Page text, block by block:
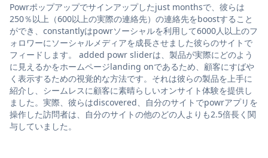
Powrポップアップでサインアップしたjust monthsで、彼らは
250％以上（600以上の実際の連絡先）の連絡先をboostすること
ができ、constantlyはpowrソーシャルを利用して6000人以上のフ
ォロワーにソーシャルメディアを成長させました彼らのサイトで
フィードします。 added powr sliderは、製品が実際にどのよう
に見えるかをホームページlanding onであるため、顧客にすばや
く表示するための視覚的な方法です。それは彼らの製品を上手に
紹介し、シームレスに顧客に素晴らしいオンサイト体験を提供し
ました。実際、彼らはdiscovered、自分のサイトでpowrアプリを
操作した訪問者は、自分のサイトの他のどの人よりも2.5倍長く関
与していました。